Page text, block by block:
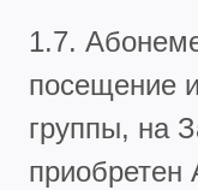
1.7.
посещение
группы, на